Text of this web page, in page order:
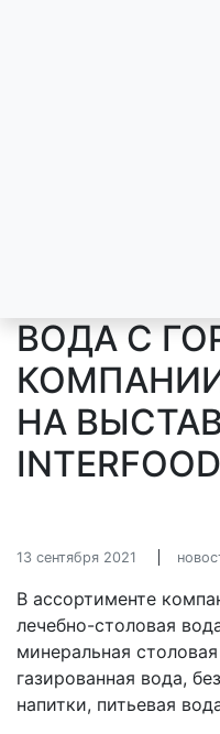
ВОДА С
НА
13 сентября 2021
В ассортименте
лечебно-столовая
минеральная
газированная вода,
напитки, питьевая